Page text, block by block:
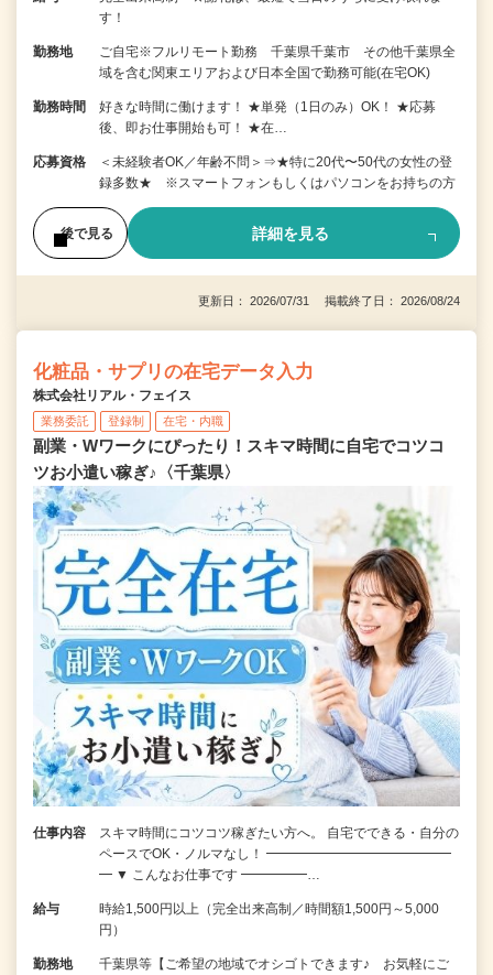
す！
勤務地
ご自宅※フルリモート勤務 千葉県千葉市 その他千葉県全
域を含む関東エリアおよび日本全国で勤務可能(在宅OK)
勤務時間
好きな時間に働けます！ ★単発（1日のみ）OK！ ★応募
後、即お仕事開始も可！ ★在…
応募資格
＜未経験者OK／年齢不問＞⇒★特に20代〜50代の女性の登
録多数★ ※スマートフォンもしくはパソコンをお持ちの方
後で見る 詳細を見る
更新日： 2026/07/31 掲載終了日： 2026/08/24
化粧品・サプリの在宅データ入力
株式会社リアル・フェイス
業務委託 登録制 在宅・内職
副業・Wワークにぴったり！スキマ時間に自宅でコツコ
ツお小遣い稼ぎ♪〈千葉県〉
仕事内容
スキマ時間にコツコツ稼ぎたい方へ。 自宅でできる・自分の
ペースでOK・ノルマなし！ ━━━━━━━━━━━━━━
━ ▼ こんなお仕事です ━━━━━…
給与
時給1,500円以上（完全出来高制／時間額1,500円～5,000
円）
勤務地
千葉県等【ご希望の地域でオシゴトできます♪ お気軽にご